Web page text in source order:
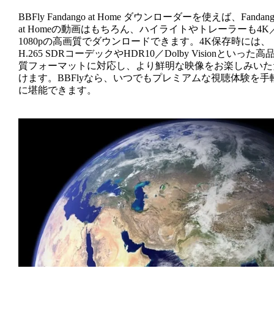
BBFly Fandango at Home ダウンローダーを使えば、
at Homeの動画はもちろん、ハイライトやトレーラーも4K
1080pの高画質でダウンロードできます。4K保存時には、
H.265 SDRコーデックやHDR10／Dolby Visionといった高
質フォーマットに対応し、より鮮明な映像をお楽しみい
けます。BBFlyなら、いつでもプレミアムな視聴体験を手
に堪能できます。